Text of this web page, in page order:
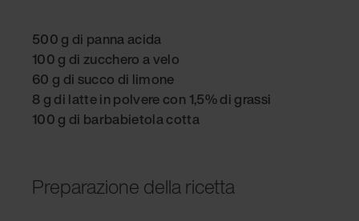
500 g di panna acida
100 g di zucchero a velo
60 g di succo di limone
8 g di latte in polvere con 1,5% di grassi
100 g di barbabietola cotta
Preparazione della ricetta